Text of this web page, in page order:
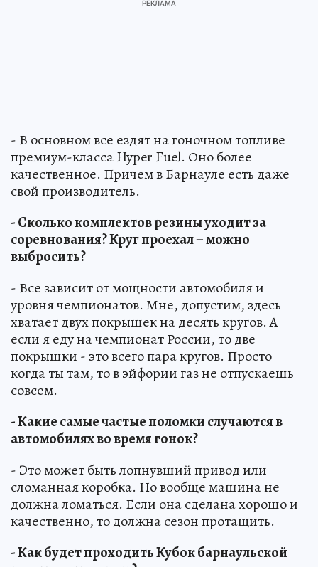
- В основном все ездят на гоночном топливе
премиум-класса Hyper Fuel. Оно более
качественное. Причем в Барнауле есть даже
свой производитель.
- Сколько комплектов резины уходит за
соревнования? Круг проехал – можно
выбросить?
- Все зависит от мощности автомобиля и
уровня чемпионатов. Мне, допустим, здесь
хватает двух покрышек на десять кругов. А
если я еду на чемпионат России, то две
покрышки - это всего пара кругов. Просто
когда ты там, то в эйфории газ не отпускаешь
совсем.
- Какие самые частые поломки случаются в
автомобилях во время гонок?
- Это может быть лопнувший привод или
сломанная коробка. Но вообще машина не
должна ломаться. Если она сделана хорошо и
качественно, то должна сезон протащить.
- Как будет проходить Кубок барнаульской